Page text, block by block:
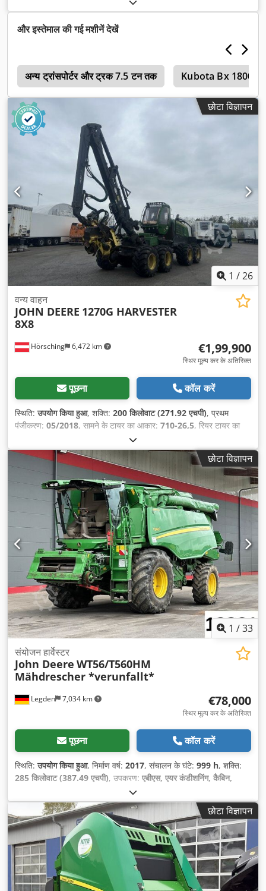
और इस्तेमाल की गई मशीनें देखें
अन्य ट्रांसपोर्टर और ट्रक 7.5 टन तक Kubota Bx 1800
छोटा विज्ञापन
1 /26
Hörsching 6,472 km
वन्य वाहन
JOHN DEERE 1270G HARVESTER
8X8
€1,99,900
स्थिर मूल्य कर के अतिरिक्त
पूछना कॉल करें
स्थिति:उपयोग किया हुआ, शक्ति: 200 किलोवाट (271.92 एचपी), प्रथम
पंजीकरण: 05/2018, सामने के टायर का आकार: 710-26,5, रियर टायर का
11,870 कि.मी.
की संख्या:1, उपकरण:कैबिन, क्रेन,
छोटा विज्ञापन
1 /33
Legden 7,034 km
संयोजन हार्वेस्टर
John Deere WT56/T560HM
Mähdrescher *verunfallt*
€78,000
स्थिर मूल्य कर के अतिरिक्त
पूछना कॉल करें
स्थिति:उपयोग किया हुआ, निर्माण वर्ष: 2017, संचालन के घंटे: 999 h, शक्ति:
285 किलोवाट (387.49 एचपी), उपकरण: एबीएस, एयर कंडीशनिंग, कैबिन,
पार्किंग हीटर, फ्रंट लिंकेज, सभी पहियों की ड्राइव
छोटा विज्ञापन